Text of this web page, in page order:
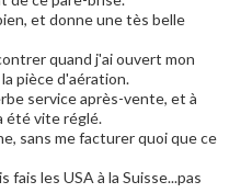
et donne une tès belle
quand j'ai ouvert mon
pièce d'aération.
service après-vente, et à
été vite réglé.
sans me facturer quoi que ce
fais les USA à la Suisse...pas